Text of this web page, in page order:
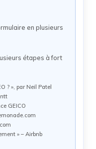
en plusieurs
étapes à fort
? », par Neil Patel
GEICO
» – Airbnb